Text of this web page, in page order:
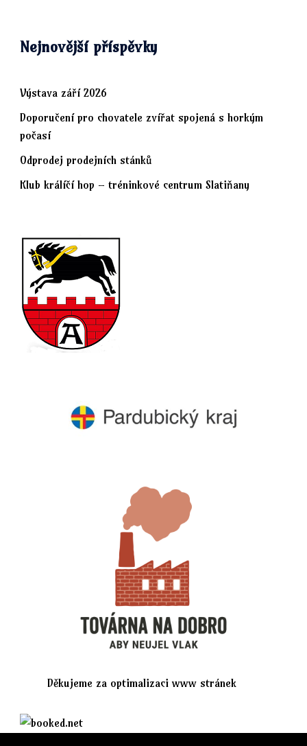
Nejnovější příspěvky
Výstava září 2026
Doporučení pro chovatele zvířat spojená s horkým
počasí
Odprodej prodejních stánků
Klub králíčí hop – tréninkové centrum Slatiňany
Děkujeme za optimalizaci www stránek